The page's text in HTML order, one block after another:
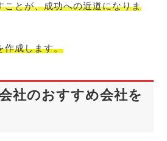
ことが、成功への近道になりま
作成します。
社のおすすめ会社を